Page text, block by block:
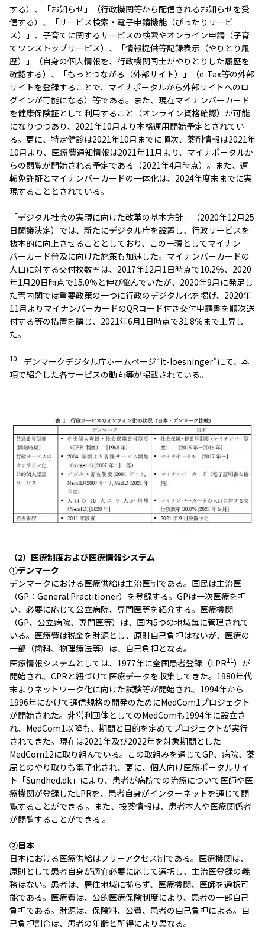
する）、「お知らせ」（行政機関等から配信されるお知らせを受
信する）、「サービス検索・電子申請機能（ぴったりサービ
ス）」、子育てに関するサービスの検索やオンライン申請（子育
てワンストップサービス）、「情報提供等記録表示（やりとり履
歴）」（自身の個人情報を、行政機関同士がやりとりした履歴を
確認する）、「もっとつながる（外部サイト）」（e-Tax等の外部
サイトを登録することで、マイナポータルから外部サイトへのロ
グインが可能になる）等である。また、現在マイナンバーカード
を健康保険証として利用すること（オンライン資格確認）が可能
になりつつあり、2021年10月より本格運用開始予定とされてい
る。更に、特定健診は2021年10月までに順次、薬剤情報は2021年
10月より、医療費通知情報は2021年11月より、マイナポータルか
らの閲覧が開始される予定である（2021年4月時点）。また、運
転免許証とマイナンバーカードの一体化は、2024年度末までに実
現することとされている。
「デジタル社会の実現に向けた改革の基本方針」（2020年12月25
日閣議決定）では、新たにデジタル庁を設置し、行政サービスを
抜本的に向上させることとしており、この一環としてマイナン
バーカード普及に向けた施策も加速した。マイナンバーカードの
人口に対する交付枚数率は、2017年12月1日時点で10.2％、2020
年1月20日時点で15.0％と伸び悩んでいたが、2020年9月に発足し
た菅内閣では重要政策の一つに行政のデジタル化を掲げ、2020年
11月よりマイナンバーカードのQRコード付き交付申請書を順次送
付する等の措置を講じ、2021年6月1日時点で31.8％まで上昇し
た。
10 デンマークデジタル庁ホームページ“it-loesninger”にて、本
項で紹介した各サービスの動向等が掲載されている。
（2）医療制度および医療情報システム
①デンマーク
デンマークにおける医療供給は主治医制である。国民は主治医
（GP：General Practitioner）を登録する。GPは一次医療を担
い、必要に応じて公立病院、専門医等を紹介する。医療機関
（GP、公立病院、専門医等）は、国内5つの地域毎に管理されて
いる。医療費は税金を財源とし、原則自己負担はないが、医療の
一部（歯科、物理療法等）は、自己負担となる。
医療情報システムとしては、1977年に全国患者登録（LPR11）が
開始され、CPRと紐づけて医療データを収集してきた。1980年代
末よりネットワーク化に向けた試験等が開始され、1994年から
1996年にかけて通信規格の開発のためにMedCom1プロジェクト
が開始された。非営利団体としてのMedComも1994年に設立さ
れ、MedCom1以降も、期間と目的を定めてプロジェクトが実行
されてきた。現在は2021年及び2022年を対象期間とした
MedCom12に取り組んでいる。この取組みを通じてGP、病院、薬
局とのやり取りも電子化され、更に、個人向け医療ポータルサイ
ト「Sundhed.dk」により、患者が病院での治療について医師や医
療機関が登録したLPRを、患者自身がインターネットを通じて閲
覧することができる 。また、投薬情報は、患者本人や医療関係者
が閲覧することができる 。
②日本
日本における医療供給はフリーアクセス制である。医療機関は、
原則として患者自身が適宜必要に応じて選択し、主治医登録の義
務はない。患者は、居住地域に拠らず、医療機関、医師を選択可
能である。医療費は、公的医療保険制度により、患者の一部自己
負担である。財源は、保険料、公費、患者の自己負担による。自
己負担割合は、患者の年齢と所得により異なる。